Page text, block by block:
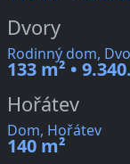
Dvory
Rodinný dom,
133 m² •
Hořátev
Dom, Hořátev
140 m²